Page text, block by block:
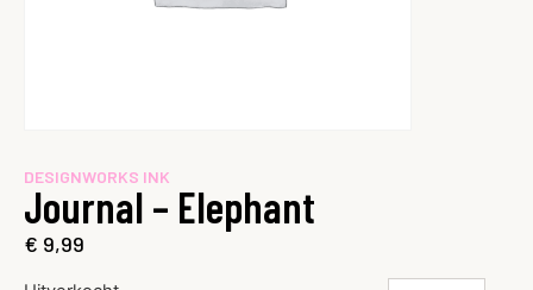
DESIGNWORKS INK
Journal – Elephant
€ 9,99